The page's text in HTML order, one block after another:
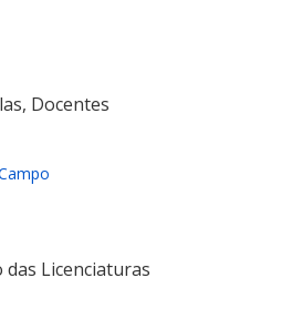
Docentes
Licenciaturas